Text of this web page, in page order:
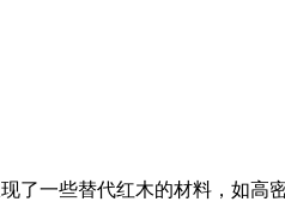
一些替代红木的材料，如